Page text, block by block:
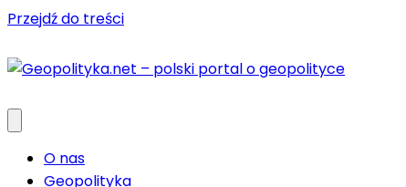
Przejdź do treści
O nas
Geopolityka